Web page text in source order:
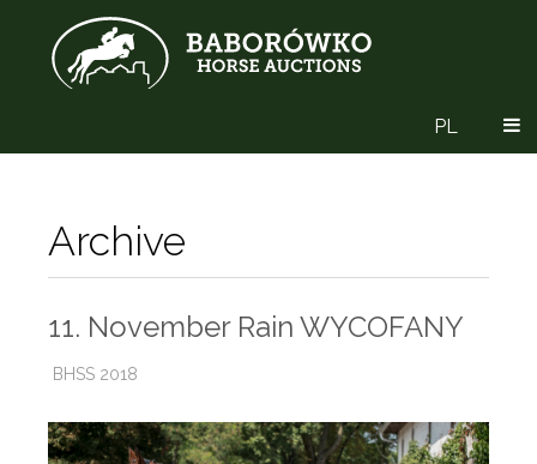
PL
Archive
11. November Rain WYCOFANY
BHSS 2018